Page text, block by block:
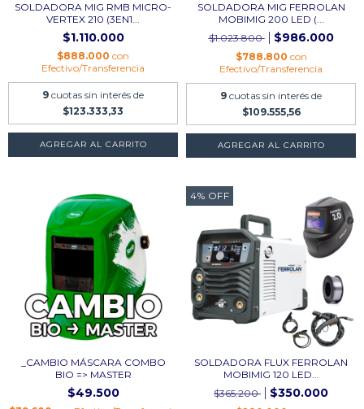
SOLDADORA MIG RMB MICRO-
VERTEX 210 (3EN1...
$1.110.000
$888.000 con
Efectivo/Transferencia
9 cuotas sin interés de
$123.333,33
SOLDADORA MIG FERROLAN
MOBIMIG 200 LED (...
$1.023.800
$986.000
$788.800 con
Efectivo/Transferencia
9 cuotas sin interés de
$109.555,56
AGREGAR AL CARRITO
_CAMBIO MÁSCARA COMBO
BIO => MASTER
$49.500
4% OFF
SOLDADORA FLUX FERROLAN
MOBIMIG 120 LED...
$365.200
$350.000